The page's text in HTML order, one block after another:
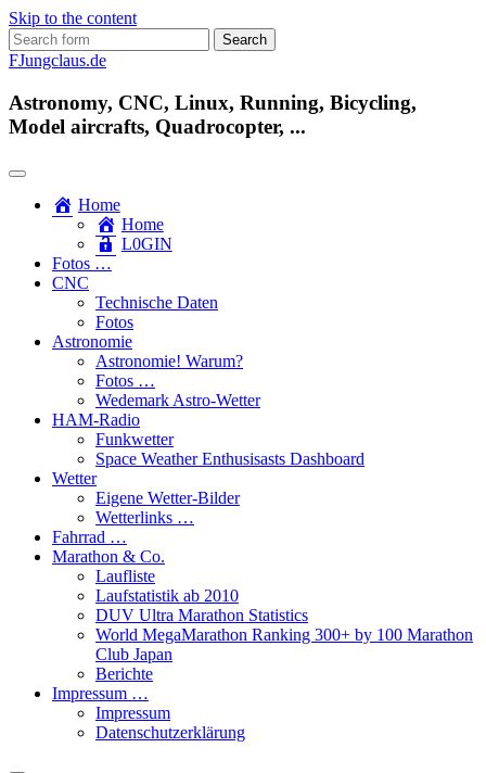
Skip to the content
Search
for:
FJungclaus.de
Astronomy, CNC, Linux, Running, Bicycling,
Model aircrafts, Quadrocopter, ...
Home
Home
L​0​​GIN
Fotos …
CNC
Technische Daten
Fotos
Astronomie
Astronomie! Warum?
Fotos …
Wedemark Astro-Wetter
HAM-Radio
Funkwetter
Space Weather Enthusisasts Dashboard
Wetter
Eigene Wetter-Bilder
Wetterlinks …
Fahrrad …
Marathon & Co.
Laufliste
Laufstatistik ab 2010
DUV Ultra Marathon Statistics
World MegaMarathon Ranking 300+ by 100 Marathon
Club Japan
Berichte
Impressum …
Impressum
Datenschutzerklärung